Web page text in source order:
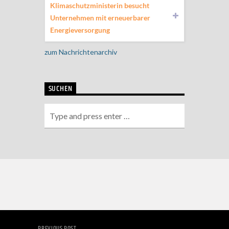
Klimaschutzministerin besucht
Unternehmen mit erneuerbarer
Energieversorgung
zum Nachrichtenarchiv
SUCHEN